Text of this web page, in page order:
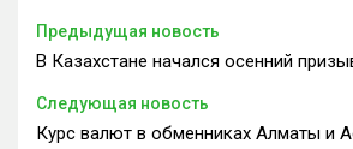
Предыдущая новость
В Казахстане начался осенний
Следующая новость
Курс валют в обменниках Алматы и